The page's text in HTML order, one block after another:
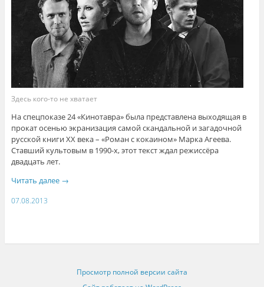
Здесь кого-то не хватает
На спецпоказе 24 «Кинотавра» была представлена выходящая в
прокат осенью экранизация самой скандальной и загадочной
русской книги XX века – «Роман с кокаином» Марка Агеева.
Ставший культовым в 1990-х, этот текст ждал режиссёра
двадцать лет.
Читать далее →
07.08.2013
Просмотр полной версии сайта